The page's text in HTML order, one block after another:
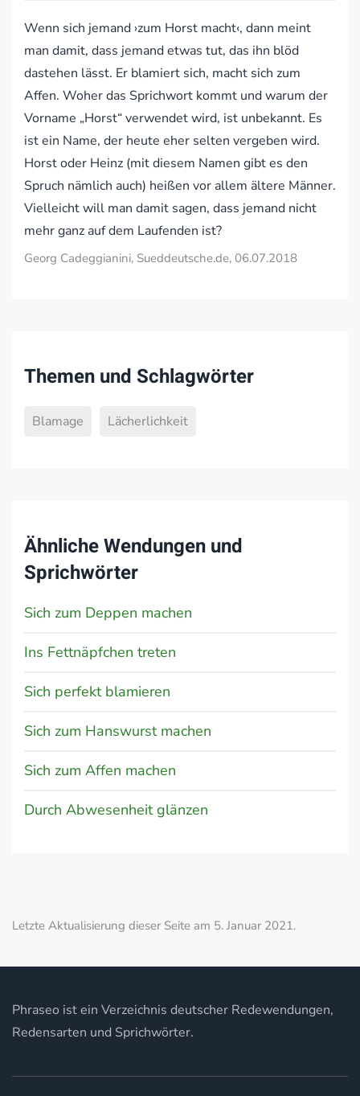
Wenn sich jemand ›zum Horst macht‹, dann meint
man damit, dass jemand etwas tut, das ihn blöd
dastehen lässt. Er blamiert sich, macht sich zum
Affen. Woher das Sprichwort kommt und warum der
Vorname „Horst“ verwendet wird, ist unbekannt. Es
ist ein Name, der heute eher selten vergeben wird.
Horst oder Heinz (mit diesem Namen gibt es den
Spruch nämlich auch) heißen vor allem ältere Männer.
Vielleicht will man damit sagen, dass jemand nicht
mehr ganz auf dem Laufenden ist?
Georg Cadeggianini, Sueddeutsche.de, 06.07.2018
Themen und Schlagwörter
Blamage Lächerlichkeit
Ähnliche Wendungen und
Sprichwörter
Sich zum Deppen machen
Ins Fettnäpfchen treten
Sich perfekt blamieren
Sich zum Hanswurst machen
Sich zum Affen machen
Durch Abwesenheit glänzen
Letzte Aktualisierung dieser Seite am 5. Januar 2021.
Phraseo ist ein Verzeichnis deutscher Redewendungen,
Redensarten und Sprichwörter.